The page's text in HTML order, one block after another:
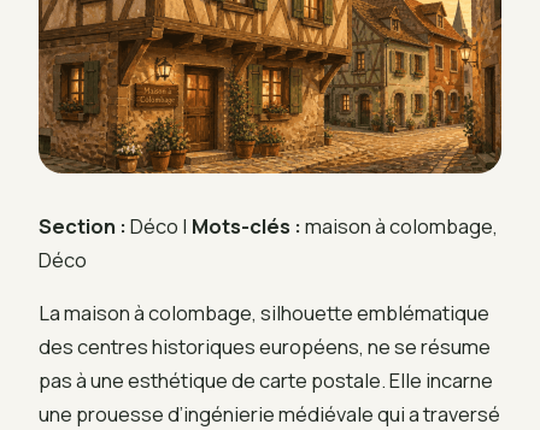
Section : Déco | Mots-clés : maison à colombage,
Déco
La maison à colombage, silhouette emblématique
des centres historiques européens, ne se résume
pas à une esthétique de carte postale. Elle incarne
une prouesse d’ingénierie médiévale qui a traversé